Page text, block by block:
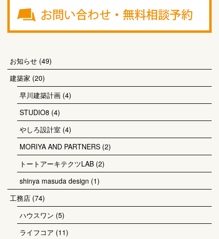
お知らせ (49)
建築家 (20)
早川建築計画 (4)
STUDIO8 (4)
やしろ設計室 (4)
MORIYA AND PARTNERS (2)
トートアーキテクツLAB (2)
shinya masuda design (1)
工務店 (74)
ハウスワン (5)
ライフコア (11)